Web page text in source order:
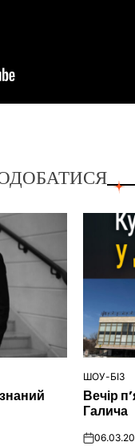
У
ШОУ-БІЗ
Вечір
Галича